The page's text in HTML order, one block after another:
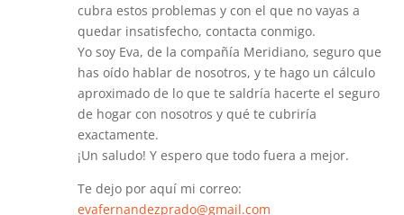
cubra estos problemas y con el que no vayas a
quedar insatisfecho, contacta conmigo.
Yo soy Eva, de la compañía Meridiano, seguro que
has oído hablar de nosotros, y te hago un cálculo
aproximado de lo que te saldría hacerte el seguro
de hogar con nosotros y qué te cubriría
exactamente.
¡Un saludo! Y espero que todo fuera a mejor.
Te dejo por aquí mi correo:
evafernandezprado@gmail.com